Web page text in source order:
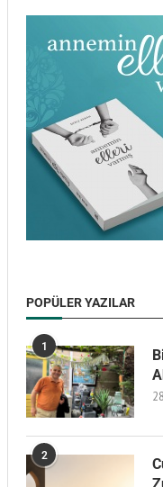
POPÜLER YAZILAR
1
2